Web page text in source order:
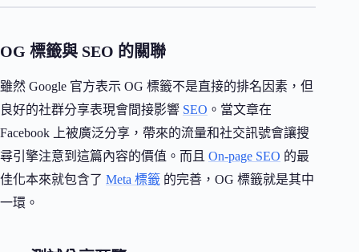
OG 標籤與 SEO 的關聯
雖然 Google 官方表示 OG 標籤不是直接的排名因素，但
良好的社群分享表現會間接影響 SEO 。當文章在
Facebook 上被廣泛分享，帶來的流量和社交訊號會讓搜
尋引擎注意到這篇內容的價值。而且 On-page SEO 的最
佳化本來就包含了 Meta 標籤 的完善，OG 標籤就是其中
一環。